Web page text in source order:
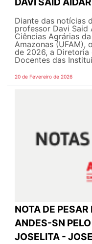
Diante das notícias
professor Davi Said
Ciências Agrárias
Amazonas (UFAM),
de 2026, a
Docentes das
20 de Fevereiro de 2026
NOTA DE
ANDES-SN
JOSELITA -